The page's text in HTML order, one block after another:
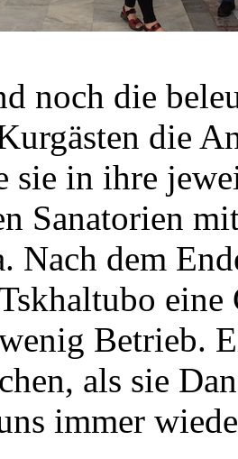
noch die
die
sie in ihre
Sanatorien
Nach dem
Betrieb.
als sie
immer